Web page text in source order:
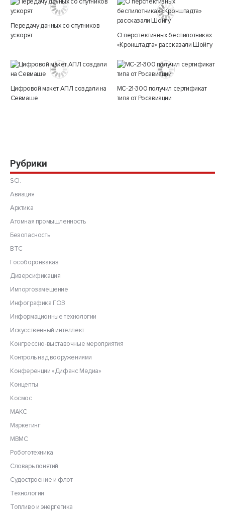
Передачу данных со спутников
ускорят
О перспективных беспилотниках
«Кронштадта» рассказали Шойгу
Цифровой макет АПЛ создали на
Севмаше
МС-21-300 получил сертификат
типа от Росавиации
Рубрики
SCI.
Авиация
Арктика
Атомная промышленность
Безопасность
ВТС
Гособоронзаказ
Диверсификация
Импортозамещение
Инфографика ГОЗ
Информационные технологии
Искусственный интеллект
Конгрессно-выставочные мероприятия
Контроль над вооружениями
Конференции «Дифанс Медиа»
Концепты
Космос
МАКС
Маркетинг
МВМС
Робототехника
Словарь понятий
Судостроение и флот
Технологии
Топливо и энергетика